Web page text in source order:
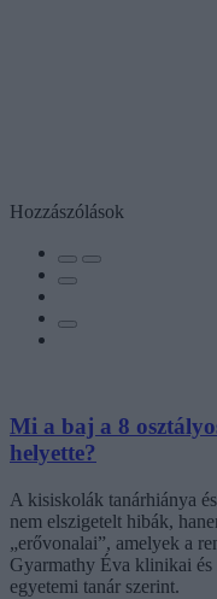
Hozzászólások
Mi a baj a 8
helyette?
A kisiskolák tanárhiánya
nem elszigetelt hibák,
„erővonalai”, amelyek a
Gyarmathy Éva klinikai és
egyetemi tanár szerint.